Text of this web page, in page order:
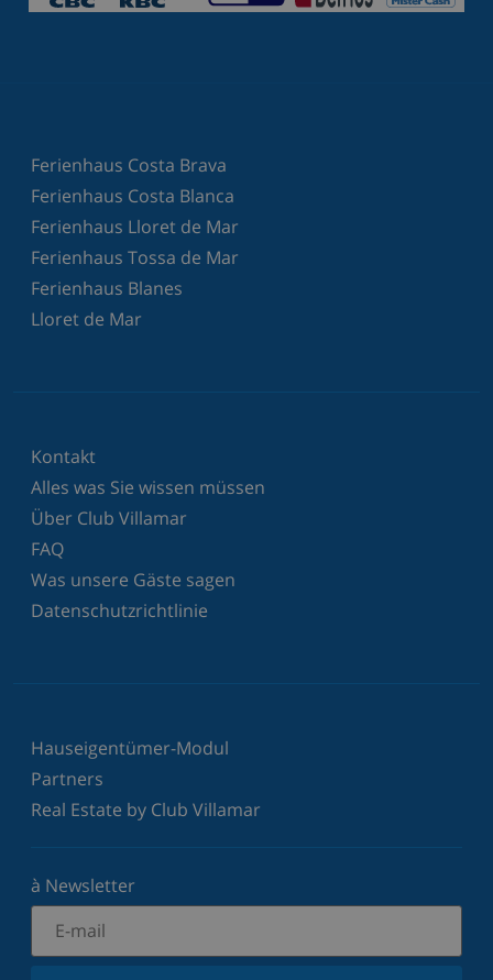
Ferienhaus Costa Brava
Ferienhaus Costa Blanca
Ferienhaus Lloret de Mar
Ferienhaus Tossa de Mar
Ferienhaus Blanes
Lloret de Mar
Kontakt
Alles was Sie wissen müssen
Über Club Villamar
FAQ
Was unsere Gäste sagen
Datenschutzrichtlinie
Hauseigentümer-Modul
Partners
Real Estate by Club Villamar
à Newsletter